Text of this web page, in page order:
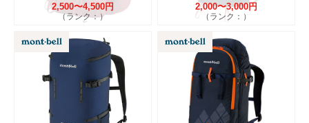
2,500〜4,500円
（ランク：）
2,000〜3,000円
（ランク：）